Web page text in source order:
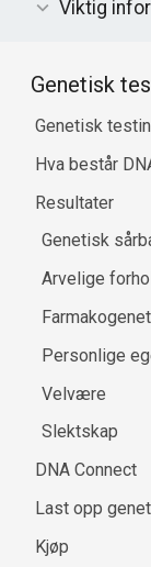
Viktig
Genetisk
Genetisk
Hva består
Resultater
Genetisk
Arvelige
Personlige
Velvære
Slektskap
DNA Connect
Last opp
Kjøp